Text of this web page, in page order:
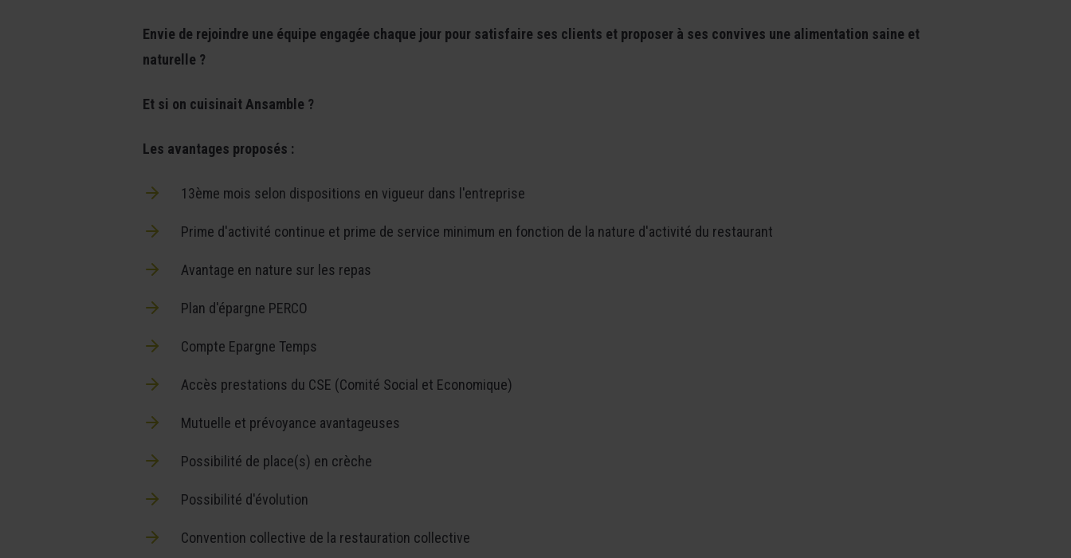
Envie de rejoindre une équipe engagée chaque jour pour satisfaire ses clients et proposer à ses convives une alimentation saine et
naturelle ?
Et si on cuisinait Ansamble ?
Les avantages proposés :
13ème mois selon dispositions en vigueur dans l'entreprise
Prime d'activité continue et prime de service minimum en fonction de la nature d'activité du restaurant
Avantage en nature sur les repas
Plan d'épargne PERCO
Compte Epargne Temps
Accès prestations du CSE (Comité Social et Economique)
Mutuelle et prévoyance avantageuses
Possibilité de place(s) en crèche
Possibilité d'évolution
Convention collective de la restauration collective